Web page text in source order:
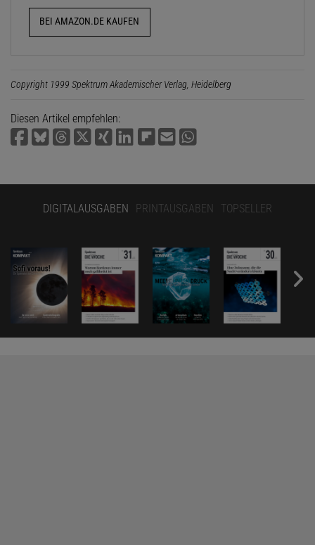
BEI AMAZON.DE KAUFEN
Copyright 1999 Spektrum Akademischer Verlag, Heidelberg
Diesen Artikel empfehlen:
DIGITALAUSGABEN PRINTAUSGABEN TOPSELLER